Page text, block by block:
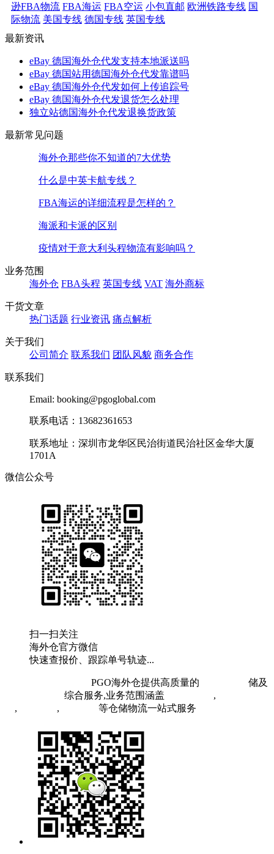
逊FBA物流 FBA海运 FBA空运 小包直邮 欧洲铁路专线 国
际物流 美国专线 德国专线 英国专线
最新资讯
eBay 德国海外仓代发支持本地派送吗
eBay 德国站用德国海外仓代发靠谱吗
eBay 德国海外仓代发如何上传追踪号
eBay 德国海外仓代发退货怎么处理
独立站德国海外仓代发退换货政策
最新常见问题
海外仓那些你不知道的7大优势
什么是中英卡航专线？
FBA海运的详细流程是怎样的？
海派和卡派的区别
疫情对于意大利头程物流有影响吗？
业务范围
海外仓 FBA头程 英国专线 VAT 海外商标
干货文章
热门话题 行业资讯 痛点解析
关于我们
公司简介 联系我们 团队风貌 商务合作
联系我们
Email: booking@pgoglobal.com
联系电话：13682361653
联系地址：深圳市龙华区民治街道民治社区金华大厦
1701A
微信公众号
扫一扫关注
海外仓官方微信
快速查报价、跟踪单号轨迹...
PGO海外仓提供高质量的
储及
综合服务,业务范围涵盖 ,
, , 等仓储物流一站式服务